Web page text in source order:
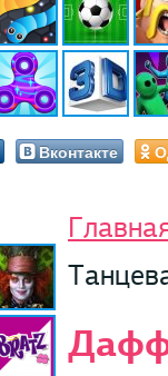
Вконтакте